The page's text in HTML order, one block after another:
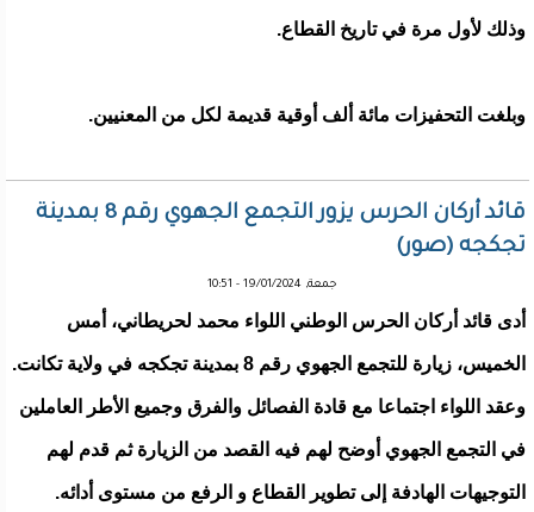
وذلك لأول مرة في تاريخ القطاع.
وبلغت التحفيزات مائة ألف أوقية قديمة لكل من المعنيين.
قائد أركان الحرس يزور التجمع الجهوي رقم 8 بمدينة
تجكجه (صور)
جمعة, 19/01/2024 - 10:51
أدى قائد أركان الحرس الوطني اللواء محمد لحريطاني، أمس
الخميس، زيارة للتجمع الجهوي رقم 8 بمدينة تجكجه في ولاية تكانت.
وعقد اللواء اجتماعا مع قادة الفصائل والفرق وجميع الأطر العاملين
في التجمع الجهوي أوضح لهم فيه القصد من الزيارة ثم قدم لهم
التوجيهات الهادفة إلى تطوير القطاع و الرفع من مستوى أدائه.